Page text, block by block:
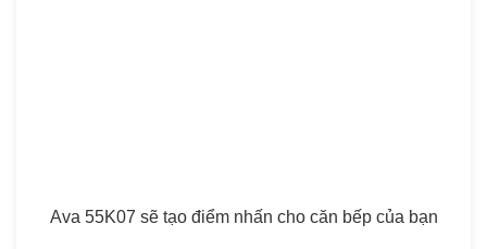
Ava 55K07 sẽ tạo điểm nhấn cho căn bếp của bạn